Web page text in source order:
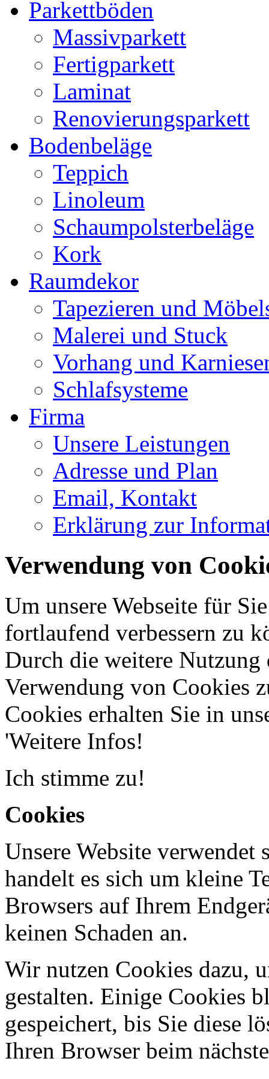
Parkettböden
Massivparkett
Fertigparkett
Laminat
Renovierungsparkett
Bodenbeläge
Teppich
Linoleum
Schaumpolsterbeläge
Kork
Raumdekor
Tapezieren und
Malerei und Stuck
Vorhang und
Schlafsysteme
Firma
Unsere Leistungen
Adresse und Plan
Email, Kontakt
Erklärung zur
Verwendung von
Um unsere Webseite für
fortlaufend verbessern zu
Durch die weitere Nutzung
Verwendung von Cookies
Cookies erhalten Sie in
'Weitere Infos!
Ich stimme zu!
Cookies
Unsere Website verwendet
handelt es sich um kleine
Browsers auf Ihrem
keinen Schaden an.
Wir nutzen Cookies dazu,
gestalten. Einige Cookies
gespeichert, bis Sie diese
Ihren Browser beim